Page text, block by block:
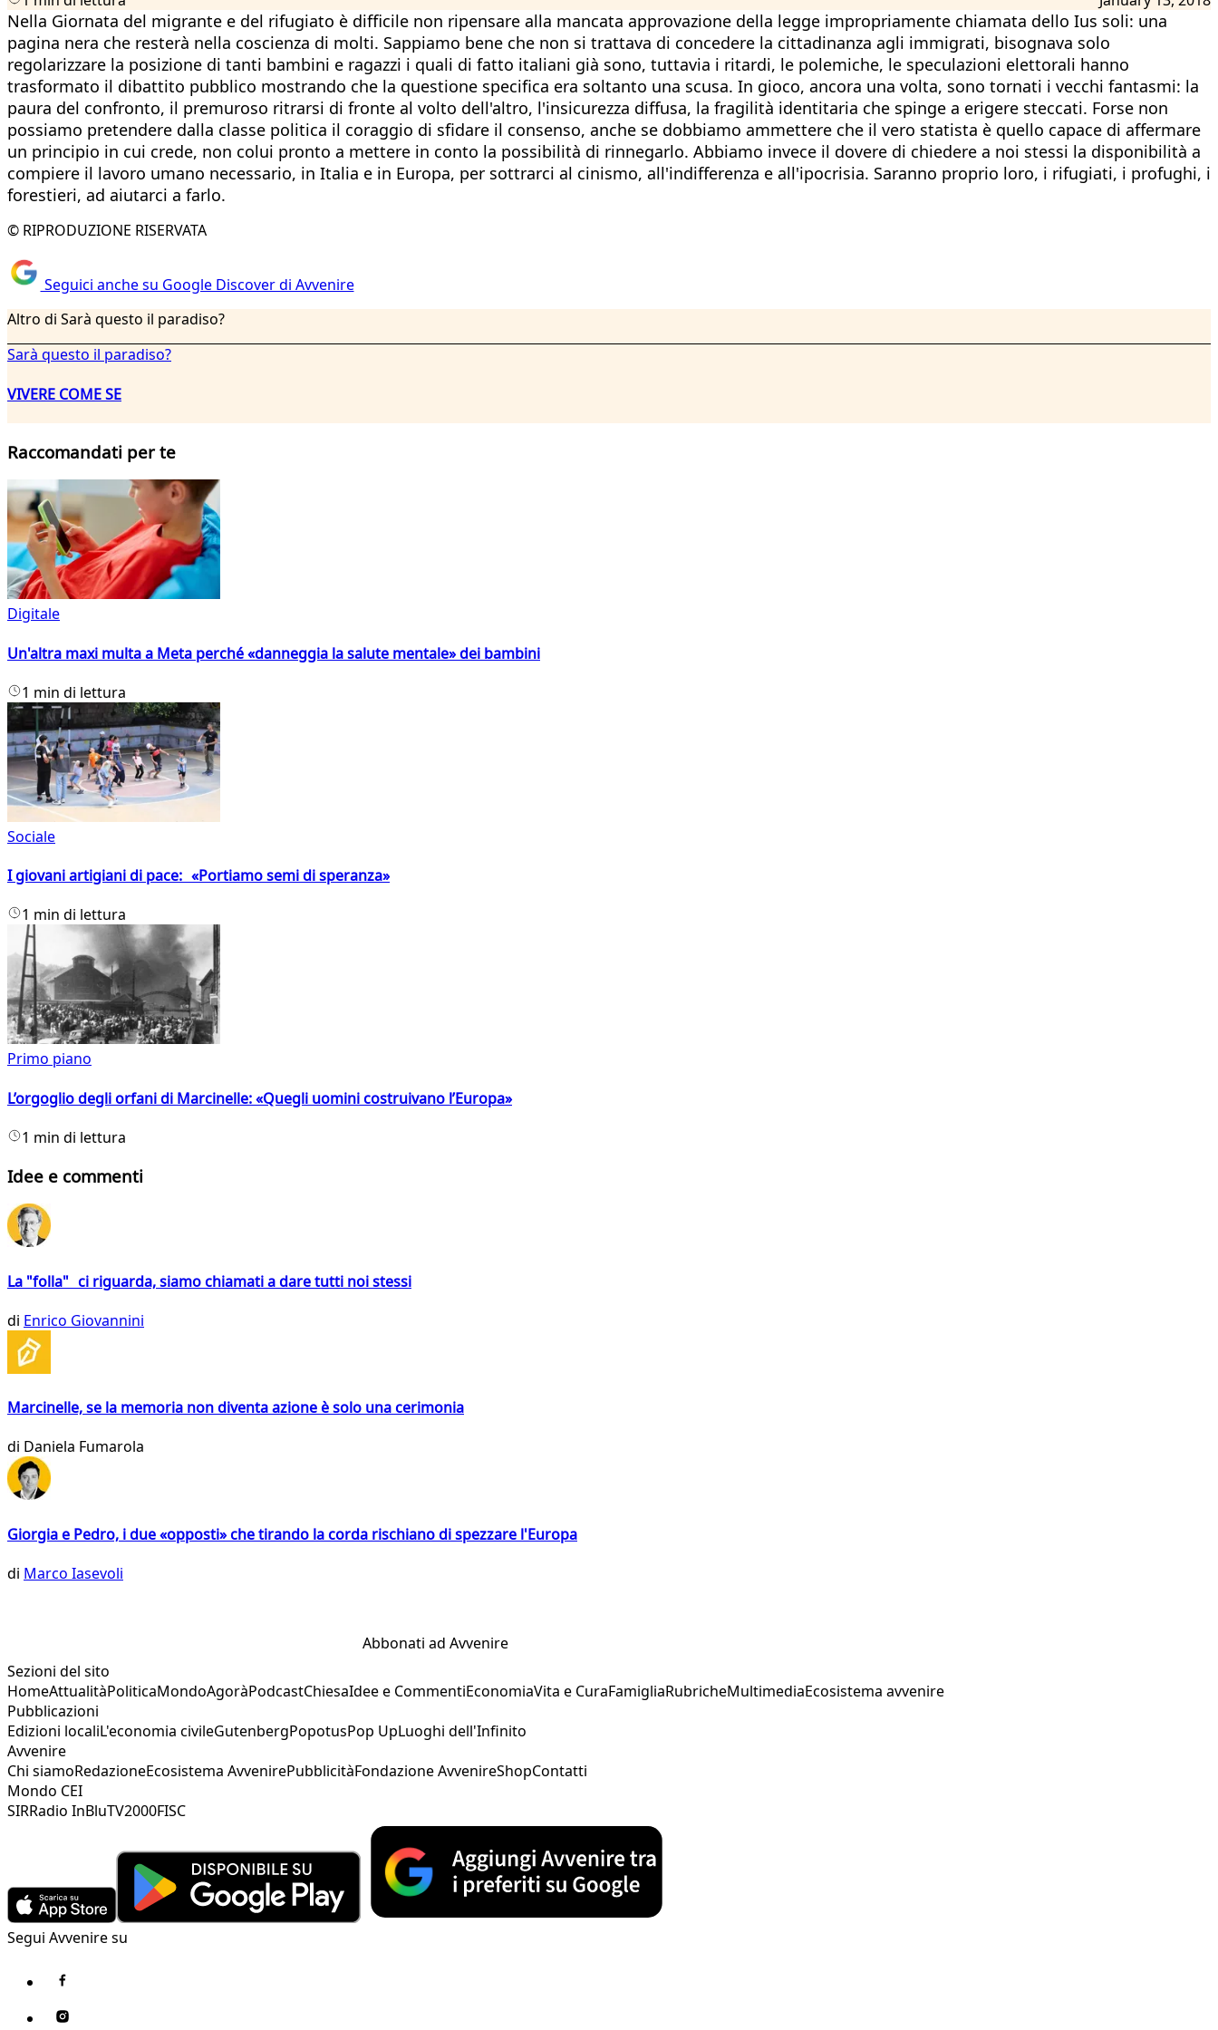
Nella Giornata del migrante e del rifugiato è difficile non ripensare alla mancata approvazione della legge impropriamente chiamata dello Ius soli: una
pagina nera che resterà nella coscienza di molti. Sappiamo bene che non si trattava di concedere la cittadinanza agli immigrati, bisognava solo
regolarizzare la posizione di tanti bambini e ragazzi i quali di fatto italiani già sono, tuttavia i ritardi, le polemiche, le speculazioni elettorali hanno
trasformato il dibattito pubblico mostrando che la questione specifica era soltanto una scusa. In gioco, ancora una volta, sono tornati i vecchi fantasmi: la
paura del confronto, il premuroso ritrarsi di fronte al volto dell'altro, l'insicurezza diffusa, la fragilità identitaria che spinge a erigere steccati. Forse non
possiamo pretendere dalla classe politica il coraggio di sfidare il consenso, anche se dobbiamo ammettere che il vero statista è quello capace di affermare
un principio in cui crede, non colui pronto a mettere in conto la possibilità di rinnegarlo. Abbiamo invece il dovere di chiedere a noi stessi la disponibilità a
compiere il lavoro umano necessario, in Italia e in Europa, per sottrarci al cinismo, all'indifferenza e all'ipocrisia. Saranno proprio loro, i rifugiati, i profughi, i
forestieri, ad aiutarci a farlo.
© RIPRODUZIONE RISERVATA
Seguici anche su Google Discover di Avvenire
Altro di Sarà questo il paradiso?
Sarà questo il paradiso?
VIVERE COME SE
Raccomandati per te
Digitale
Un'altra maxi multa a Meta perché «danneggia la salute mentale» dei bambini
1 min di lettura
Sociale
I giovani artigiani di pace: «Portiamo semi di speranza»
1 min di lettura
Primo piano
L’orgoglio degli orfani di Marcinelle: «Quegli uomini costruivano l’Europa»
1 min di lettura
Idee e commenti
La "folla" ci riguarda, siamo chiamati a dare tutti noi stessi
di Enrico Giovannini
Marcinelle, se la memoria non diventa azione è solo una cerimonia
di Daniela Fumarola
Giorgia e Pedro, i due «opposti» che tirando la corda rischiano di spezzare l'Europa
di Marco Iasevoli
Abbonati ad Avvenire
Sezioni del sito
HomeAttualitàPoliticaMondoAgoràPodcastChiesaIdee e CommentiEconomiaVita e CuraFamigliaRubricheMultimediaEcosistema avvenire
Pubblicazioni
Edizioni localiL'economia civileGutenbergPopotusPop UpLuoghi dell'Infinito
Avvenire
Chi siamoRedazioneEcosistema AvvenirePubblicitàFondazione AvvenireShopContatti
Mondo CEI
SIRRadio InBluTV2000FISC
Segui Avvenire su